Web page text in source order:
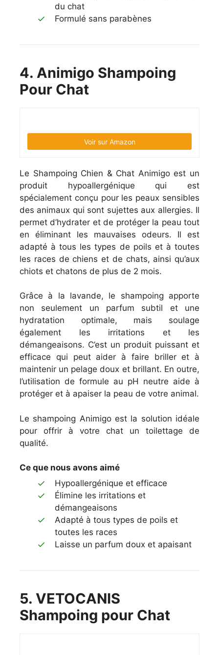
du chat
Formulé sans parabènes
4. Animigo Shampoing
Pour Chat
Voir sur Amazon
Le Shampoing Chien & Chat Animigo est un
produit hypoallergénique qui est
spécialement conçu pour les peaux sensibles
des animaux qui sont sujettes aux allergies. Il
permet d’hydrater et de protéger la peau tout
en éliminant les mauvaises odeurs. Il est
adapté à tous les types de poils et à toutes
les races de chiens et de chats, ainsi qu’aux
chiots et chatons de plus de 2 mois.
Grâce à la lavande, le shampoing apporte
non seulement un parfum subtil et une
hydratation optimale, mais soulage
également les irritations et les
démangeaisons. C’est un produit puissant et
efficace qui peut aider à faire briller et à
maintenir un pelage doux et brillant. En outre,
l’utilisation de formule au pH neutre aide à
protéger et à apaiser la peau de votre animal.
Le shampoing Animigo est la solution idéale
pour offrir à votre chat un toilettage de
qualité.
Ce que nous avons aimé
Hypoallergénique et efficace
Élimine les irritations et
démangeaisons
Adapté à tous types de poils et
toutes les races
Laisse un parfum doux et apaisant
5. VETOCANIS
Shampoing pour Chat